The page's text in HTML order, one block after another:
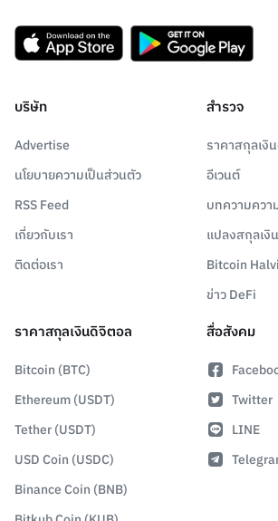
บริษัท
Advertise
นโยบายความเป็นส่วนตัว
RSS Feed
เกี่ยวกับเรา
ติดต่อเรา
สำรวจ
ราคาสกุลเงิ
อีเวนต์
บทความควา
แปลงสกุลเงิน
Bitcoin
ข่าว DeFi
ราคาสกุลเงินดิจิตอล
Bitcoin (BTC)
Ethereum (USDT)
Tether (USDT)
USD Coin (USDC)
Binance Coin (BNB)
สื่อสังคม
Twitter
LINE